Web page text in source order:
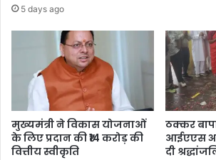
5 days ago
मुख्यमंत्री ने विकास योजनाओं
के लिए प्रदान की ₹14 करोड़ की
वित्तीय स्वीकृति
ठक्कर
आईएएस
दी